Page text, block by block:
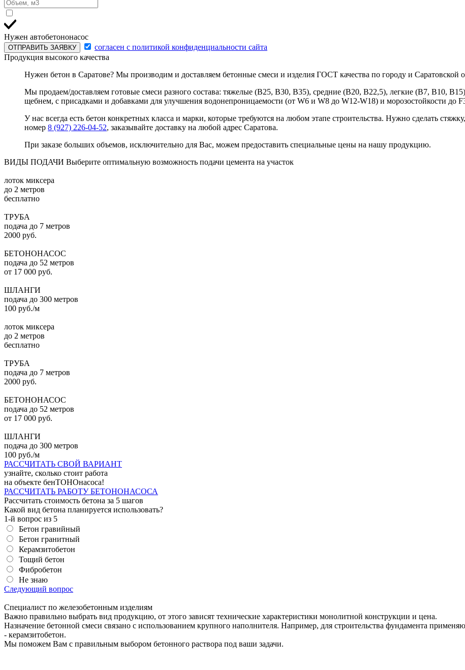
Нужен автобетононасос
ОТПРАВИТЬ ЗАЯВКУ
согласен с политикой конфиденциальности сайта
Продукция высокого качества
Нужен бетон в Саратове? Мы производим и доставляем бетонные смеси и изделия ГОСТ качества по городу и Саратовской
Мы продаем/доставляем готовые смеси разного состава: тяжелые (B25, B30, B35), средние (B20, B22,5), легкие (B7, B10,
щебнем, с присадками и добавками для улучшения водонепроницаемости (от W6 и W8 до W12-W18) и морозостойкости до
У нас всегда есть бетон конкретных класса и марки, которые требуются на любом этапе строительства. Нужно сделать
номер 8 (927) 226-04-52, заказывайте доставку на любой адрес Саратова.
При заказе больших объемов, исключительно для Вас, можем предоставить специальные цены на нашу продукцию.
ВИДЫ ПОДАЧИ Выберите оптимальную возможность подачи цемента на участок
лоток миксера
до 2 метров
бесплатно
ТРУБА
подача до 7 метров
2000 руб.
БЕТОНОНАСОС
подача до 52 метров
от 17 000 руб.
ШЛАНГИ
подача до 300 метров
100 руб./м
лоток миксера
до 2 метров
бесплатно
ТРУБА
подача до 7 метров
2000 руб.
БЕТОНОНАСОС
подача до 52 метров
от 17 000 руб.
ШЛАНГИ
подача до 300 метров
100 руб./м
РАССЧИТАТЬ СВОЙ ВАРИАНТ
узнайте, сколько стоит работа
на объекте бенТОНОнасоса!
РАССЧИТАТЬ РАБОТУ БЕТОНОНАСОСА
Рассчитать стоимость бетона за 5 шагов
Какой вид бетона планируется использовать?
1-й вопрос из 5
Бетон гравийный
Бетон гранитный
Керамзитобетон
Тощий бетон
Фибробетон
Не знаю
Следующий вопрос
Специалист по железобетонным изделиям
Важно правильно выбрать вид продукцию, от этого зависят технические характеристики монолитной конструкции и цена.
Назначение бетонной смеси связано с использованием крупного наполнителя. Например, для строительства фундамента
- керамзитобетон.
Мы поможем Вам с правильным выбором бетонного раствора под ваши задачи.